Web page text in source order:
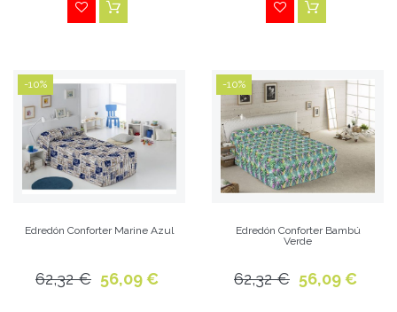
-10%
Edredón Conforter Marine Azul
62,32 € 56,09 €
-10%
Edredón Conforter Bambú
Verde
62,32 € 56,09 €